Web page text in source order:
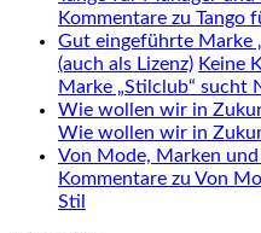
Kommentare zu Tango
Gut eingeführte Marke
(auch als Lizenz) Keine
Marke „Stilclub“ sucht
Wie wollen wir in
Wie wollen wir in
Von Mode, Marken und
Kommentare zu Von
Stil